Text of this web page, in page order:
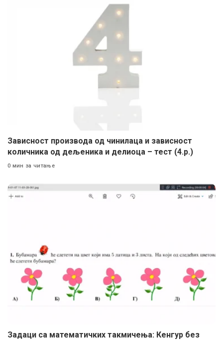
Зависност производа од чинилаца и зависност
количника од дељеника и делиоца – тест (4.р.)
0 мин за читање
Задаци са математичких такмичења: Кенгур без